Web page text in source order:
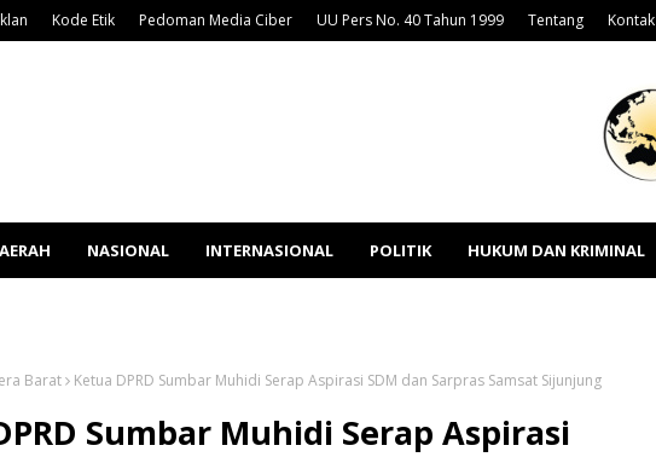
Kode Etik Pedoman Media Ciber UU Pers No. 40 Tahun 1999 Tentang Kontak
NASIONAL INTERNASIONAL POLITIK HUKUM DAN KRIMINAL
Barat Ketua DPRD Sumbar Muhidi Serap Aspirasi SDM dan Sarpras Samsat Sijunjung
Sumbar Muhidi Serap Aspirasi